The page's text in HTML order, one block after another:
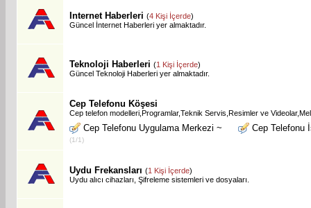
Internet Haberleri (4 Kişi İçerde)
Güncel İnternet Haberleri yer almaktadır.
Teknoloji Haberleri (1 Kişi İçerde)
Güncel Teknoloji Haberleri yer almaktadır.
Cep Telefonu Köşesi
Cep telefon modelleri,Programlar,Teknik Servis,Resimler ve
Cep Telefonu Uygulama Merkezi ~
(1/1)
Cep Telefonu
Uydu Frekansları (1 Kişi İçerde)
Uydu alıcı cihazları, Şifreleme sistemleri ve dosyaları.